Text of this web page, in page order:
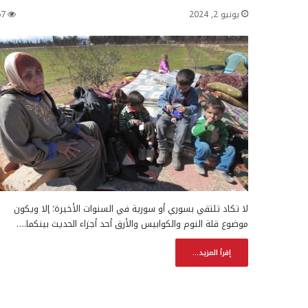
يونيو 2, 2024
لا تكاد تلتقي بسوري أو سورية في السنوات الأخيرة؛ إلا ويكون
موضوع قلة النوم والكوابيس والأرق أحد أجزاء الحديث بينكما.…
إقرأ المزيد...